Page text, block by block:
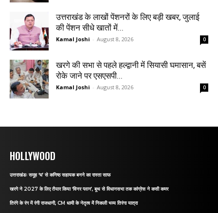
उत्तराखंड के लाखों पेंशनरों के लिए बड़ी खबर, जुलाई
की पेंशन सीधे खातों में...
Kamal Joshi - August 8, 2026 0
खरगे की सभा से पहले हल्द्वानी में सियासी घमासान, बसें
रोके जाने पर एसएसपी...
Kamal Joshi - August 8, 2026 0
HOLLYWOOD
उत्तराखंडः समूह ‘घ’ से कनिष्ठ सहायक बनने का रास्ता साफ
खरगे ने 2027 के लिए तैयार किया ‘विनर प्लान’, बूथ से विधानसभा तक कांग्रेस ने कसी कमर
तिरंगे के रंग में रंगी राजधानी, CM धामी के नेतृत्व में निकली भव्य तिरंगा यात्रा